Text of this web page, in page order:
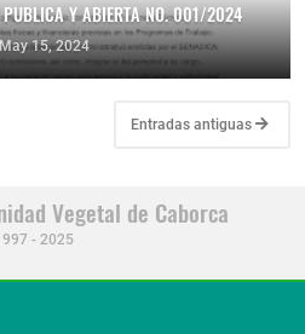
PUBLICA Y ABIERTA NO. 001/2024
15, 2024
Entradas antiguas
Vegetal de Caborca
- 2025